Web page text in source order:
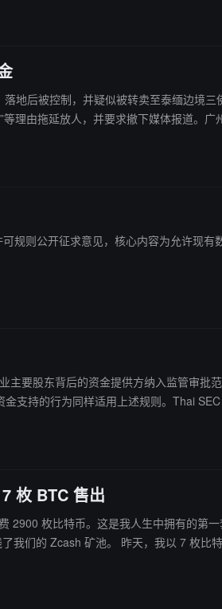
似被转卖至泰缅边境三佛塔地区附近的缅甸电
理由拖延放人，并要求撤下媒体报道。
则公开征求意见，核心内容为允许现
要股东背后的资金提供方纳入监管审批
枚 BTC 售出
枚比特币。这是我人生中拥有的第
来后来的监管打击时，我已经在芭提雅第一次感受到了真正的自由。